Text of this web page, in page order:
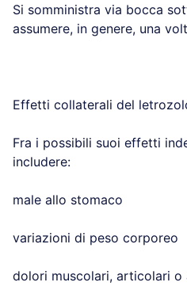
Si somministra via bocca
assumere, in genere, una
Effetti collaterali del
Fra i possibili suoi effetti
includere:
male allo stomaco
variazioni di peso corporeo
dolori muscolari, articolari o